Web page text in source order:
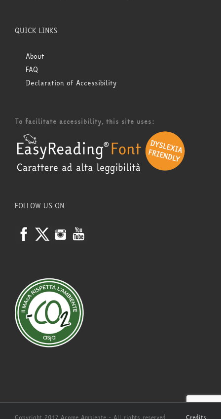
QUICK LINKS
About
FAQ
Declaration of Accessibility
To facilitate accessibility, this site uses:
FOLLOW US ON